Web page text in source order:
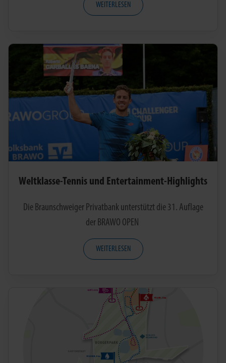
WEITERLESEN
Weltklasse-Tennis und Entertainment-Highlights
Die Braunschweiger Privatbank unterstützt die 31. Auflage
der BRAWO OPEN
WEITERLESEN